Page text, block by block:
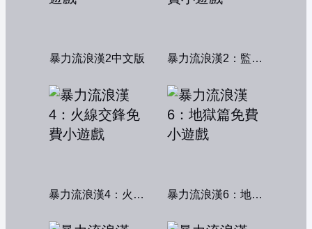
暴力流浪漢2中文版 暴力流浪漢2：監獄風雲
暴力流浪漢4：火線交鋒 暴力流浪漢6：地獄篇